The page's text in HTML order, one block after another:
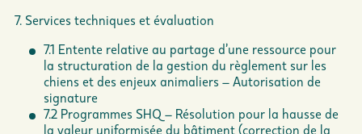
7. Services techniques et évaluation
7.1 Entente relative au partage d’une ressource pour
la structuration de la gestion du règlement sur les
chiens et des enjeux animaliers – Autorisation de
signature
7.2 Programmes SHQ – Résolution pour la hausse de
la valeur uniformisée du bâtiment (correction de la